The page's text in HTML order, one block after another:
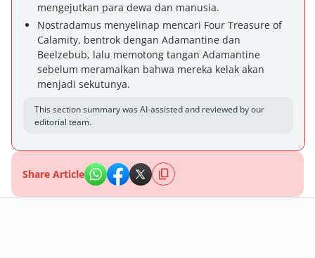
mengejutkan para dewa dan manusia.
Nostradamus menyelinap mencari Four Treasure of
Calamity, bentrok dengan Adamantine dan
Beelzebub, lalu memotong tangan Adamantine
sebelum meramalkan bahwa mereka kelak akan
menjadi sekutunya.
This section summary was AI-assisted and reviewed by our
editorial team.
Share Article